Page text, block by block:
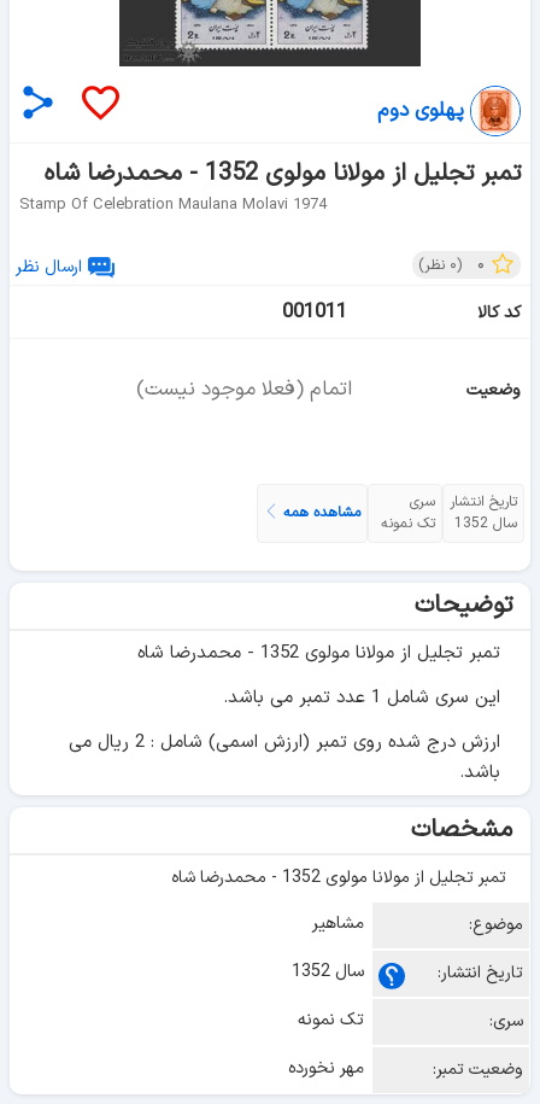
پهلوی دوم
تمبر تجلیل از مولانا مولوی 1352 - محمدرضا شاه
Stamp Of Celebration Maulana Molavi 1974
۰ (۰ نظر)
ارسال نظر
کد کالا
001011
وضعیت اتمام (فعلا موجود نیست)
تاریخ انتشار
سال 1352
سری
تک نمونه
مشاهده همه
توضیحات
تمبر تجلیل از مولانا مولوی 1352 - محمدرضا شاه
این سری شامل 1 عدد تمبر می باشد.
ارزش درج شده روی تمبر (ارزش اسمی) شامل : 2 ریال می
باشد.
مشخصات
تمبر تجلیل از مولانا مولوی 1352 - محمدرضا شاه
موضوع:
مشاهیر
تاریخ انتشار:
سال 1352
سری:
تک نمونه
وضعیت تمبر:
مهر نخورده